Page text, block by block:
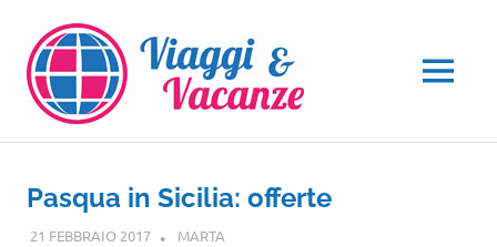
contenuto
MENU
Pasqua in Sicilia: offerte
21 FEBBRAIO 2017 MARTA